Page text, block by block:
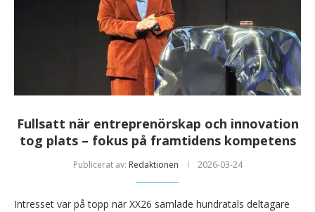
Fullsatt när entreprenörskap och innovation
tog plats – fokus på framtidens kompetens
Publicerat av: Redaktionen 2026-03-24
Intresset var på topp när XX26 samlade hundratals deltagare